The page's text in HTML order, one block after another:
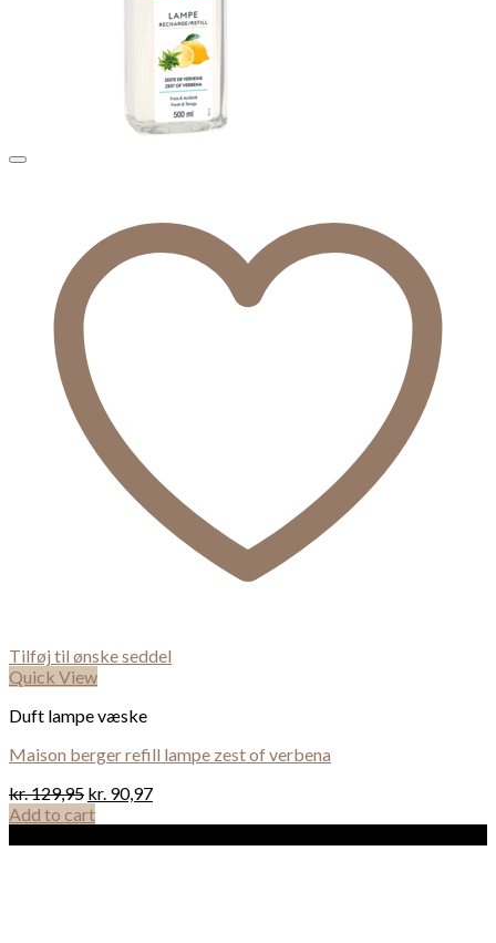
Tilføj til ønske seddel
Quick View
Duft lampe væske
Maison berger refill lampe zest of verbena
kr.129,95 kr. 90,97
Add to cart